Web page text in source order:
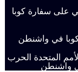
على سفارة كوبا
في واشنطن
المتحدة الحرب
واشنطن